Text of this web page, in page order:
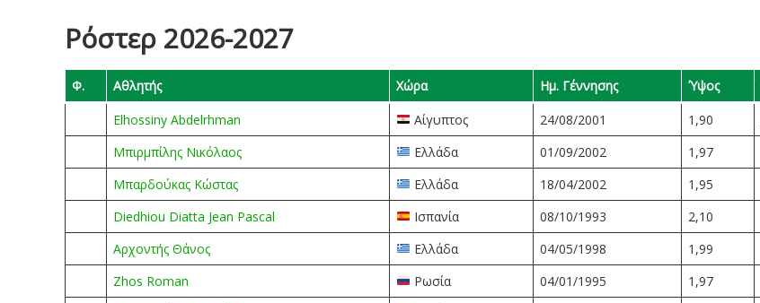
Ρόστερ 2026-2027
Φ. Αθλητής Χώρα Ημ. Γέννησης Ύψος
Elhossiny Abdelrhman
Αίγυπτος 24/08/2001 1,90
Μπιρμπίλης Νικόλαος
Ελλάδα 01/09/2002 1,97
Μπαρδούκας Κώστας
Ελλάδα 18/04/2002 1,95
Diedhiou Diatta Jean Pascal
Ισπανία 08/10/1993 2,10
Αρχοντής Θάνος
Ελλάδα 04/05/1998 1,99
Zhos Roman
Ρωσία 04/01/1995 1,97